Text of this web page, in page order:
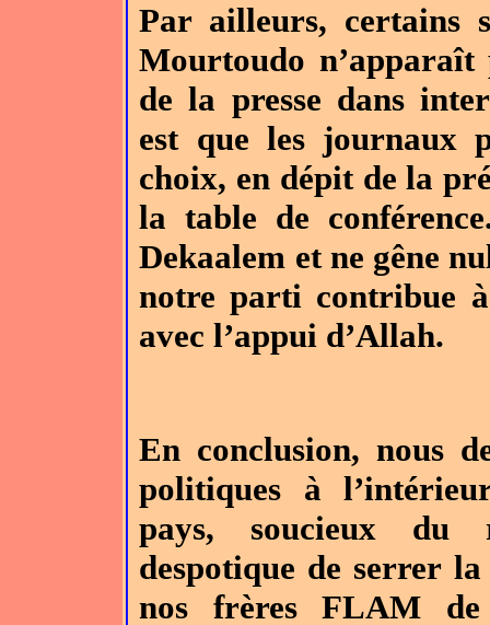
Par ailleurs, certains
Mourtoudo n’apparaît
de la presse dans
est que les journaux
choix, en dépit de la
la table de
Dekaalem et ne gêne
notre parti contribue
avec l’appui d’Allah.
En conclusion, nous
politiques à
pays, soucieux du
despotique de serrer
nos frères FLAM